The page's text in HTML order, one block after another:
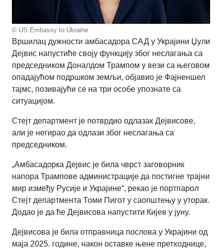
© US Embassy to Ukraine
Вршилац дужности амбасадора САД у Украјини Џули
Дејвис напустиће своју функцију због неслагања са
председником Доналдом Трампом у вези са његовом
опадајућом подршком земљи, објавио је Фајненшел
тајмс, позивајући се на три особе упознате са
ситуацијом.
Стејт департмент је потврдио одлазак Дејвисове,
али је негирао да одлази због неслагања са
председником.
„Амбасадорка Дејвис је била чврст заговорник
напора Трампове администрације да постигне трајни
мир између Русије и Украјине“, рекао је портпарол
Стејт департмента Томи Пигот у саопштењу у уторак.
Додао је да ће Дејвисова напустити Кијев у јуну.
Дејвисова је била отправница послова у Украјини од
маја 2025. године, након оставке њене претходнице,